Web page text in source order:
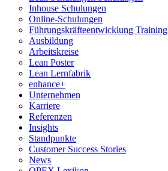
Inhouse Schulungen
Online-Schulungen
Führungskräfteentwicklung Training
Ausbildung
Arbeitskreise
Lean Poster
Lean Lernfabrik
enhance+
Unternehmen
Karriere
Referenzen
Insights
Standpunkte
Customer Success Stories
News